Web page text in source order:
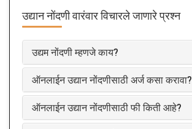
उद्यान नोंदणीवारंवार विचारले जाणारे प्रश्न
उद्यम नोंदणी म्हणजे काय?
ऑनलाईन उद्यान नोंदणीसाठी अर्ज कसा करावा?
ऑनलाईन उद्यान नोंदणीसाठी फी किती आहे?